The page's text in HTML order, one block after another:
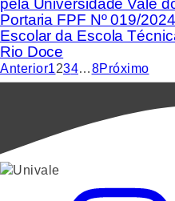
Portaria FPF Nº 019/
Escolar da Escola
Rio Doce
Anterior1234…8Próximo